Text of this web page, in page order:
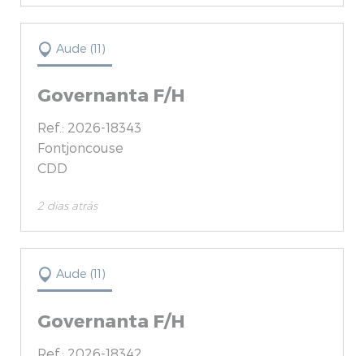
Aude (11)
Governanta F/H
Ref.: 2026-18343
Fontjoncouse
CDD
2 dias atrás
Aude (11)
Governanta F/H